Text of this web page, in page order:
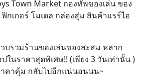
Town Market กองทัพของเล่น ของ
กเกอร์ โมเดล กล่องสุ่ม สินค้าแรร์ไอ
บรวมร้านของเล่นของสะสม หลาก
ในราคาสุดพิเศษ!! (เพียง 3 วันเท่านั้น )
าคาคุ้ม กลับไปอีกแน่นอนนน~